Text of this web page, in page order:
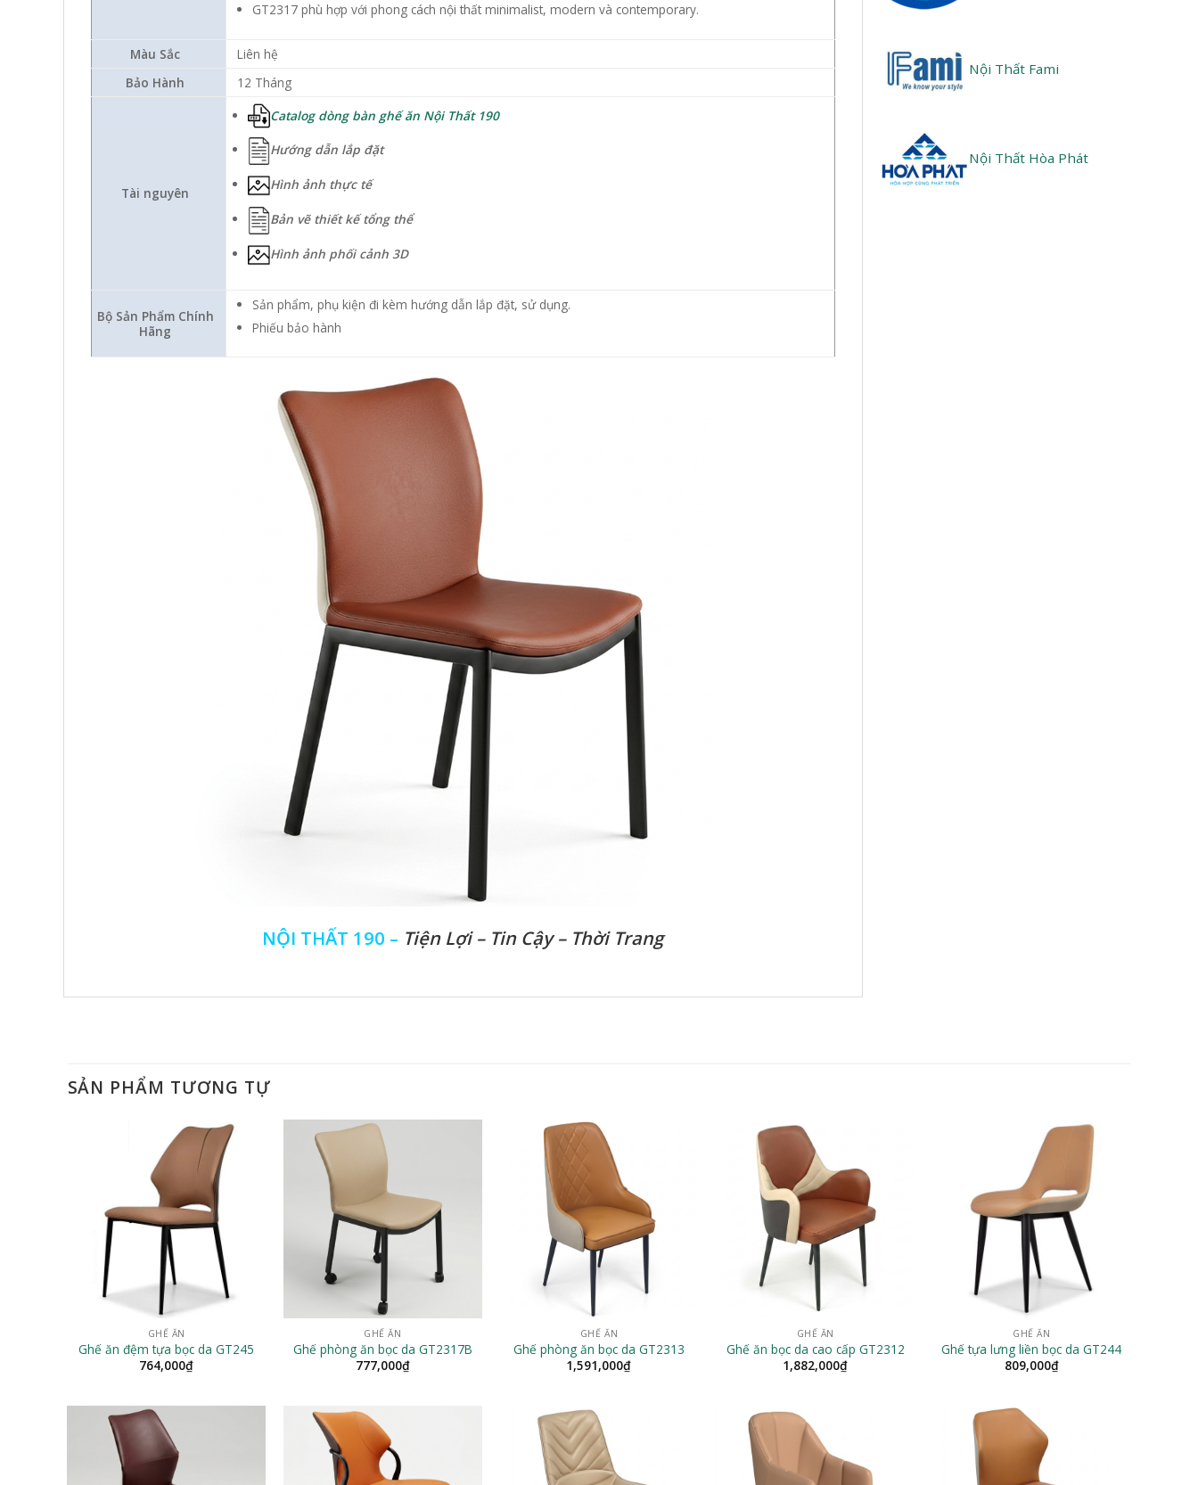
GT2317 phù hợp với phong cách nội thất minimalist, modern và contemporary.
Màu Sắc
Liên hệ
Bảo Hành
12 Tháng
Tài nguyên
Catalog dòng bàn ghế ăn Nội Thất 190
Hướng dẫn lắp đặt
Hình ảnh thực tế
Bản vẽ thiết kế tổng thể
Hình ảnh phối cảnh 3D
Bộ Sản Phẩm Chính
Hãng
Sản phẩm, phụ kiện đi kèm hướng dẫn lắp đặt, sử dụng.
Phiếu bảo hành
NỘI THẤT 190 – Tiện Lợi – Tin Cậy – Thời Trang
Nội Thất Fami
Nội Thất Hòa Phát
SẢN PHẨM TƯƠNG TỰ
GHẾ ĂN
Ghế ăn đệm tựa bọc da GT245
764,000₫
GHẾ ĂN
Ghế phòng ăn bọc da GT2317B
777,000₫
GHẾ ĂN
Ghế phòng ăn bọc da GT2313
1,591,000₫
GHẾ ĂN
Ghế ăn bọc da cao cấp GT2312
1,882,000₫
GHẾ ĂN
Ghế tựa lưng liền bọc da GT244
809,000₫